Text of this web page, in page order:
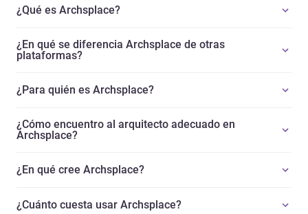
¿Qué es Archsplace?
¿En qué se diferencia Archsplace de otras
plataformas?
¿Para quién es Archsplace?
¿Cómo encuentro al arquitecto adecuado en
Archsplace?
¿En qué cree Archsplace?
¿Cuánto cuesta usar Archsplace?